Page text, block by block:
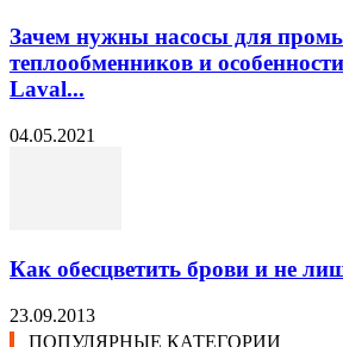
Зачем нужны насосы для
теплообменников и
Laval...
04.05.2021
Как обесцветить брови и не
23.09.2013
ПОПУЛЯРНЫЕ КАТЕГОРИИ